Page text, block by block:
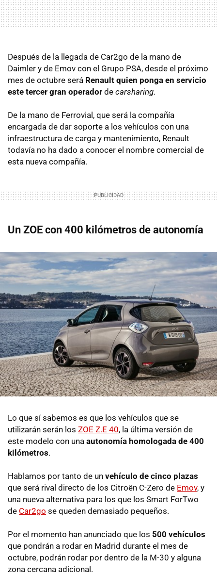
Después de la llegada de Car2go de la mano de
Daimler y de Emov con el Grupo PSA, desde el próximo
mes de octubre será Renault quien ponga en servicio
este tercer gran operador de carsharing.
De la mano de Ferrovial, que será la compañía
encargada de dar soporte a los vehículos con una
infraestructura de carga y mantenimiento, Renault
todavía no ha dado a conocer el nombre comercial de
esta nueva compañía.
Un ZOE con 400 kilómetros de autonomía
Lo que sí sabemos es que los vehículos que se
utilizarán serán los ZOE Z.E 40, la última versión de
este modelo con una autonomía homologada de 400
kilómetros.
Hablamos por tanto de un vehículo de cinco plazas
que será rival directo de los Citroën C-Zero de Emov, y
una nueva alternativa para los que los Smart ForTwo
de Car2go se queden demasiado pequeños.
Por el momento han anunciado que los 500 vehículos
que pondrán a rodar en Madrid durante el mes de
octubre, podrán rodar por dentro de la M-30 y alguna
zona cercana adicional.